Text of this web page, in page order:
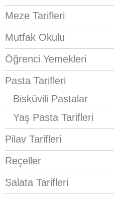
Meze Tarifleri
Mutfak Okulu
Öğrenci Yemekleri
Pasta Tarifleri
Bisküvili Pastalar
Yaş Pasta Tarifleri
Pilav Tarifleri
Reçeller
Salata Tarifleri